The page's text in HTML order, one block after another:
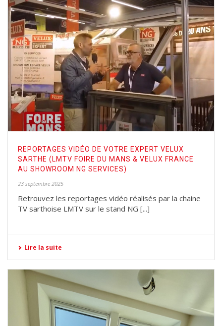
REPORTAGES VIDÉO DE VOTRE EXPERT VELUX
SARTHE (LMTV FOIRE DU MANS & VELUX FRANCE
AU SHOWROOM NG SERVICES)
23 septembre 2025
Retrouvez les reportages vidéo réalisés par la chaine
TV sarthoise LMTV sur le stand NG [...]
Lire la suite